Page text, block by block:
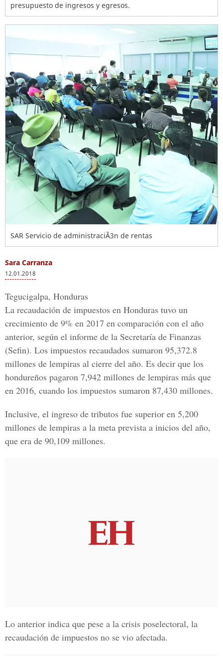
presupuesto de ingresos y egresos.
SAR Servicio de administraciÃ3n de rentas
Sara Carranza
12.01.2018
Tegucigalpa, Honduras
La recaudación de impuestos en Honduras tuvo un
crecimiento de 9% en 2017 en comparación con el año
anterior, según el informe de la Secretaría de Finanzas
(Sefin). Los impuestos recaudados sumaron 95,372.8
millones de lempiras al cierre del año. Es decir que los
hondureños pagaron 7,942 millones de lempiras más que
en 2016, cuando los impuestos sumaron 87,430 millones.
Inclusive, el ingreso de tributos fue superior en 5,200
millones de lempiras a la meta prevista a inicios del año,
que era de 90,109 millones.
Lo anterior indica que pese a la crisis poselectoral, la
recaudación de impuestos no se vio afectada.